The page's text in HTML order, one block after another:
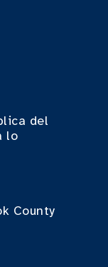
del
lo
County